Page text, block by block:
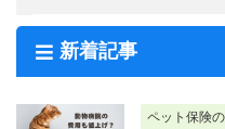
新着記事
ペット保険